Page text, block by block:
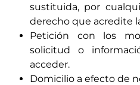
sustituida, por
derecho que acredite
Petición con los
solicitud o
acceder.
Domicilio a efecto de